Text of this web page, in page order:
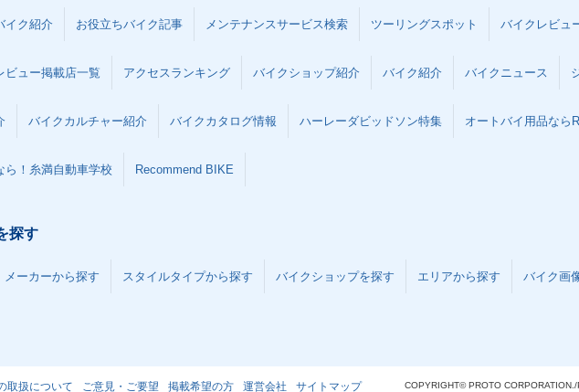
イク紹介 お役立ちバイク記事 メンテナンスサービス検索 ツーリングスポット バイクレビュ
ビュー掲載店一覧 アクセスランキング バイクショップ紹介 バイク紹介 バイクニュース
バイクカルチャー紹介 バイクカタログ情報 ハーレーダビッドソン特集 オートバイ用品なら
ら！糸満自動車学校 Recommend BIKE
探す
メーカーから探す スタイルタイプから探す バイクショップを探す エリアから探す バイク画
取扱について ご意見・ご要望 掲載希望の方 運営会社 サイトマップ COPYRIGHT© PROTO CORPORATION./